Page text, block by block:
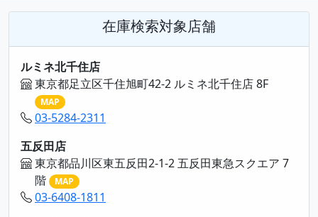
在庫検索対象店舗
ルミネ北千住店
東京都足立区千住旭町42-2 ルミネ北千住店 8F
MAP
03-5284-2311
五反田店
東京都品川区東五反田2-1-2 五反田東急スクエア 7
階
MAP
03-6408-1811